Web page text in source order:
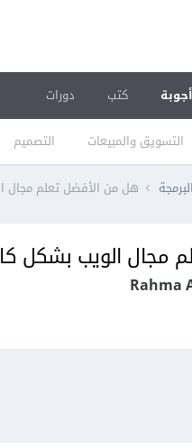
التسويق والمبيعات التصميم
كتب دورات
هل من الأفضل تعلم مجال
مجال الويب بشكل